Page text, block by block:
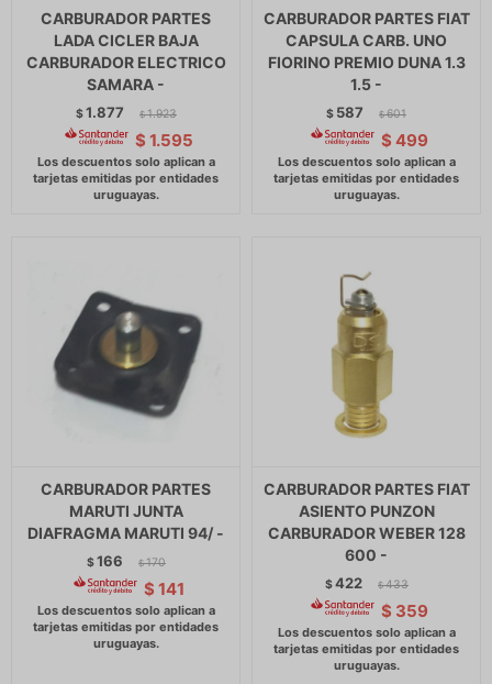
CARBURADOR PARTES
LADA CICLER BAJA
CARBURADOR ELECTRICO
SAMARA -
$1.877 $ 1.923
$ 1.595
CARBURADOR PARTES FIAT
CAPSULA CARB. UNO
FIORINO PREMIO DUNA 1.3
1.5 -
$ 587 $ 601
$ 499
CARBURADOR PARTES
MARUTI JUNTA
DIAFRAGMA MARUTI 94/ -
$166 $ 170
$ 141
CARBURADOR PARTES FIAT
ASIENTO PUNZON
CARBURADOR WEBER 128
600 -
$422 $ 433
$ 359